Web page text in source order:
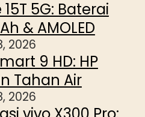
5G: Baterai
& AMOLED
2026
9 HD: HP
Tahan Air
2026